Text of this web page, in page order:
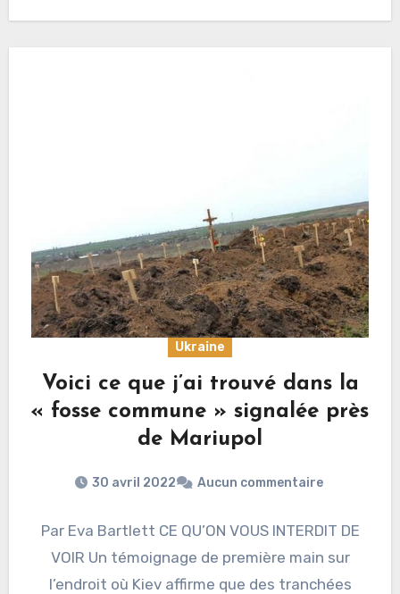
Ukraine
Voici ce que j’ai trouvé dans la
« fosse commune » signalée près
de Mariupol
30 avril 2022 Aucun commentaire
Par Eva Bartlett CE QU’ON VOUS INTERDIT DE
VOIR Un témoignage de première main sur
l’endroit où Kiev affirme que des tranchées